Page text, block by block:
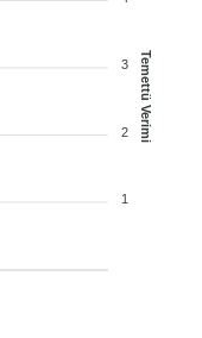
3
2
1
Temettü Verimi